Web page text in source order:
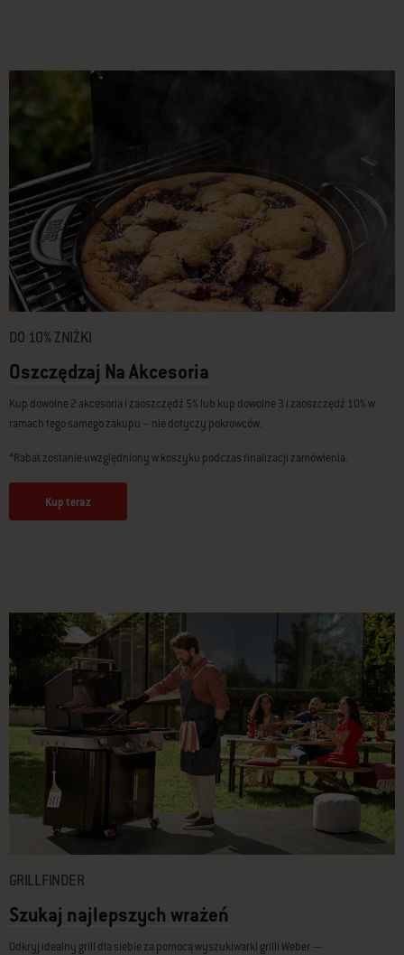
DO 10% ZNIŻKI
Oszczędzaj Na Akcesoria
Kup dowolne 2 akcesoria i zaoszczędź 5% lub kup dowolne 3 i zaoszczędź 10% w
ramach tego samego zakupu – nie dotyczy pokrowców.
*Rabat zostanie uwzględniony w koszyku podczas finalizacji zamówienia.
Kup teraz
GRILLFINDER
Szukaj najlepszych wrażeń
Odkryj idealny grill dla siebie za pomocą wyszukiwarki grilli Weber —